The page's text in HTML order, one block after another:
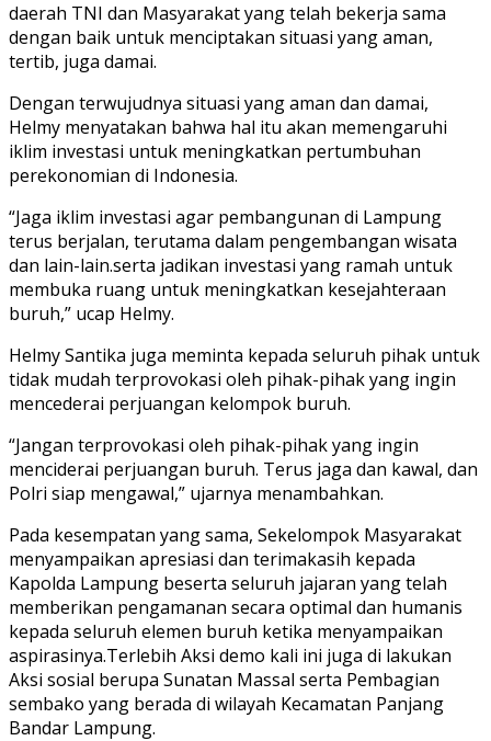
daerah TNI dan Masyarakat yang telah bekerja sama
dengan baik untuk menciptakan situasi yang aman,
tertib, juga damai.
Dengan terwujudnya situasi yang aman dan damai,
Helmy menyatakan bahwa hal itu akan memengaruhi
iklim investasi untuk meningkatkan pertumbuhan
perekonomian di Indonesia.
“Jaga iklim investasi agar pembangunan di Lampung
terus berjalan, terutama dalam pengembangan wisata
dan lain-lain.serta jadikan investasi yang ramah untuk
membuka ruang untuk meningkatkan kesejahteraan
buruh,” ucap Helmy.
Helmy Santika juga meminta kepada seluruh pihak untuk
tidak mudah terprovokasi oleh pihak-pihak yang ingin
mencederai perjuangan kelompok buruh.
“Jangan terprovokasi oleh pihak-pihak yang ingin
menciderai perjuangan buruh. Terus jaga dan kawal, dan
Polri siap mengawal,” ujarnya menambahkan.
Pada kesempatan yang sama, Sekelompok Masyarakat
menyampaikan apresiasi dan terimakasih kepada
Kapolda Lampung beserta seluruh jajaran yang telah
memberikan pengamanan secara optimal dan humanis
kepada seluruh elemen buruh ketika menyampaikan
aspirasinya.Terlebih Aksi demo kali ini juga di lakukan
Aksi sosial berupa Sunatan Massal serta Pembagian
sembako yang berada di wilayah Kecamatan Panjang
Bandar Lampung.